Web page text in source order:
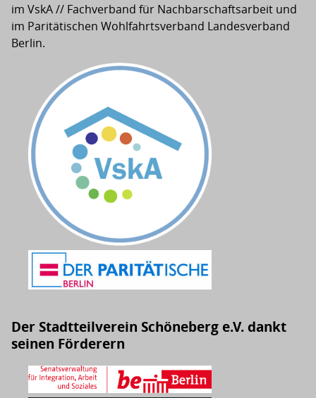
im VskA // Fachverband für Nachbarschaftsarbeit und
im Paritätischen Wohlfahrtsverband Landesverband
Berlin.
Der Stadtteilverein Schöneberg e.V. dankt
seinen Förderern